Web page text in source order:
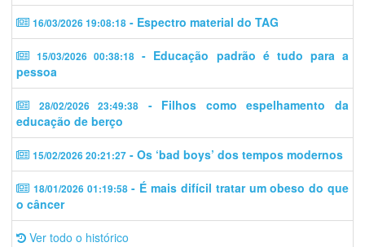
16/03/2026 19:08:18 - Espectro material do TAG
15/03/2026 00:38:18 - Educação padrão é tudo para a
pessoa
28/02/2026 23:49:38 - Filhos como espelhamento da
educação de berço
15/02/2026 20:21:27 - Os ‘bad boys’ dos tempos modernos
18/01/2026 01:19:58- É mais difícil tratar um obeso do que
o câncer
Ver todo o histórico